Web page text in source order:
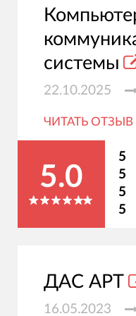
системы
22.10.2025
ЧИТАТЬ ОТЗЫВ
5.0
5
5
5
5
ДАС АРТ
16.05.2023